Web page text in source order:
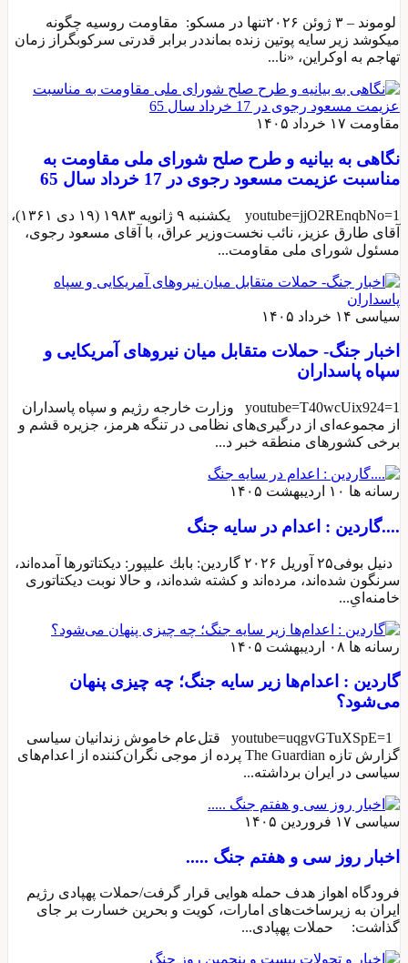
لوموند – ۳ ژوئن ۲۰۲۶تنها در مسکو: مقاومت روسیه چگونه
میکوشد زیر سایه پوتین زنده بمانددر برابر قدرتی سرکوبگراز زمان
تهاجم به اوکراین، «نا...
مقاومت ۱۷ خرداد ۱۴۰۵
نگاهی به بیانیه و طرح صلح شورای ملی مقاومت به
مناسبت عزیمت مسعود رجوی در 17 خرداد سال 65
youtube=jjO2REnqbNo=1 یکشنبه ۹ ژانویه ۱۹۸۳ (۱۹ دی ۱۳۶۱)،
آقای طارق عزیز، نائب نخست‌وزیر عراق، با آقای مسعود رجوی،
مسئول شورای ملی مقاومت...
سیاسی ۱۴ خرداد ۱۴۰۵
اخبار جنگ- حملات متقابل میان نیروهای آمریکایی و
سپاه پاسداران
youtube=T40wcUix924=1 وزارت خارجه رژیم و سپاه پاسداران
از مجموعه‌ای از درگیری‌های نظامی در تنگه هرمز، جزیره قشم و
برخی کشورهای منطقه خبر د...
رسانه ها ۱۰ اردیبهشت ۱۴۰۵
....گاردین : اعدام در سایه جنگ
دنیل بوفی۲۵ آوریل ۲۰۲۶ گاردین: بابك عليپور: دیکتاتورها آمده‌اند،
سرنگون شده‌اند، مرده‌اند و کشته شده‌اند، و حالا نوبت دیکتاتوری
خامنه‌ایِ...
رسانه ها ۰۸ اردیبهشت ۱۴۰۵
گاردین : اعدام‌ها زیر سایه جنگ؛ چه چیزی پنهان
می‌شود؟
youtube=uqgvGTuXSpE=1 قتل‌عام خاموش زندانیان سیاسی
گزارش تازه The Guardian پرده از موجی نگران‌کننده از اعدام‌های
سیاسی در ایران برداشته...
سیاسی ۱۷ فروردین ۱۴۰۵
اخبار روز سی و هفتم جنگ .....
فرودگاه اهواز هدف حمله هوایی قرار گرفت/حملات پهپادی رژیم
ایران به زیرساخت‌های امارات، کویت و بحرین خسارت بر جای
گذاشت: حملات پهپادی...